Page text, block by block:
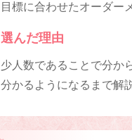
目標に合わせたオーダー
選んだ理由
少人数であることで分か
分かるようになるまで解